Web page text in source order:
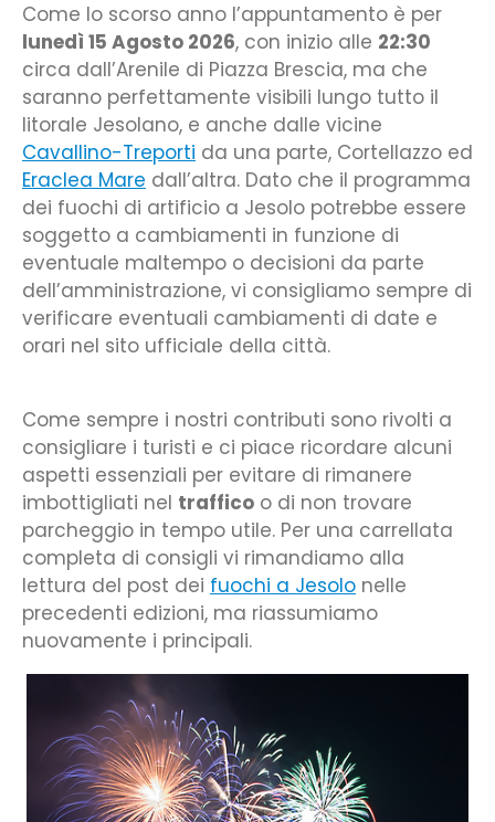
Come lo scorso anno l’appuntamento è per
lunedì 15 Agosto 2026, con inizio alle 22:30
circa dall’Arenile di Piazza Brescia, ma che
saranno perfettamente visibili lungo tutto il
litorale Jesolano, e anche dalle vicine
Cavallino-Treporti da una parte, Cortellazzo ed
Eraclea Mare dall’altra. Dato che il programma
dei fuochi di artificio a Jesolo potrebbe essere
soggetto a cambiamenti in funzione di
eventuale maltempo o decisioni da parte
dell’amministrazione, vi consigliamo sempre di
verificare eventuali cambiamenti di date e
orari nel sito ufficiale della città.
Come sempre i nostri contributi sono rivolti a
consigliare i turisti e ci piace ricordare alcuni
aspetti essenziali per evitare di rimanere
imbottigliati nel traffico o di non trovare
parcheggio in tempo utile. Per una carrellata
completa di consigli vi rimandiamo alla
lettura del post dei fuochi a Jesolo nelle
precedenti edizioni, ma riassumiamo
nuovamente i principali.